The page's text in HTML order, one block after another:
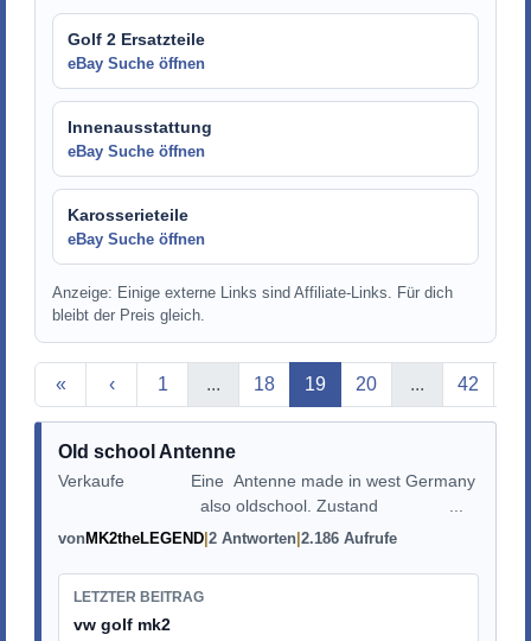
Golf 2 Ersatzteile
eBay Suche öffnen
Innenausstattung
eBay Suche öffnen
Karosserieteile
eBay Suche öffnen
Anzeige: Einige externe Links sind Affiliate-Links. Für dich
bleibt der Preis gleich.
« ‹ 1 ... 18 Aktuelle Seite
19 20 ... 42
Old school Antenne
Verkaufe Eine Antenne made in west Germany
also oldschool. Zustand ...
vonMK2theLEGEND 2 Antworten 2.186 Aufrufe
LETZTER BEITRAG
vw golf mk2